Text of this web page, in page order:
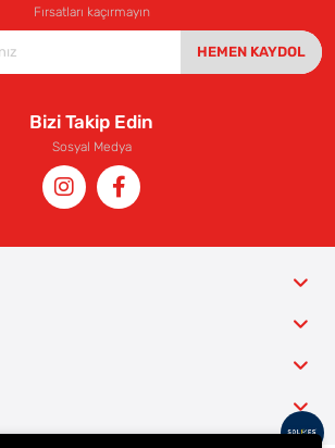
Fırsatları kaçırmayın
HEMEN KAYDOL
Bizi Takip Edin
Sosyal Medya